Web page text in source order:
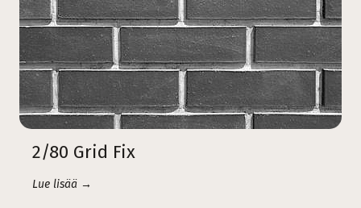
2/80 Grid Fix
Lue lisää →